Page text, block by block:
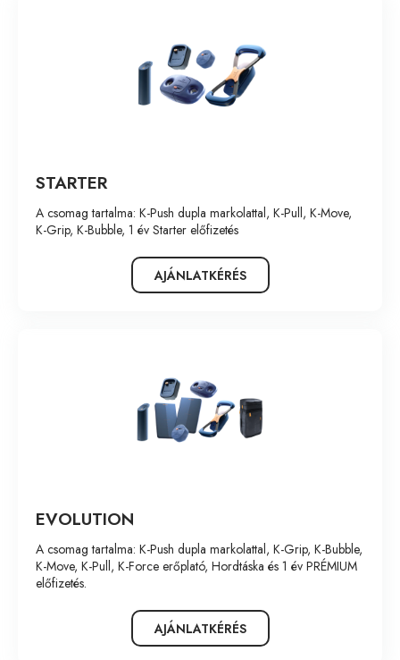
STARTER
A csomag tartalma: K-Push dupla markolattal, K-Pull, K-Move,
K-Grip, K-Bubble, 1 év Starter előfizetés
AJÁNLATKÉRÉS
EVOLUTION
A csomag tartalma: K-Push dupla markolattal, K-Grip, K-Bubble,
K-Move, K-Pull, K-Force erőplató, Hordtáska és 1 év PRÉMIUM
előfizetés.
AJÁNLATKÉRÉS